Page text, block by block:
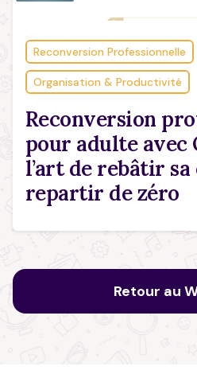
Reconversion Professionnelle
Organisation & Productivité
Reconversion
pour adulte avec
l’art de rebâtir
repartir de zéro
Retour au